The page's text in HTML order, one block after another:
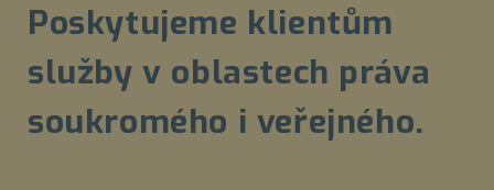
Poskytujeme klientům
služby v oblastech práva
soukromého i veřejného.